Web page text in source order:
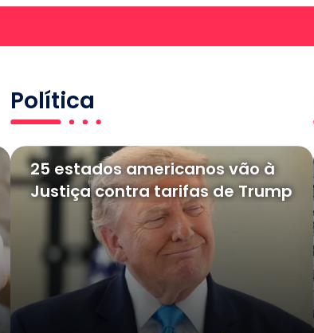
Política
25 estados americanos vão à
Justiça contra tarifas de Trump